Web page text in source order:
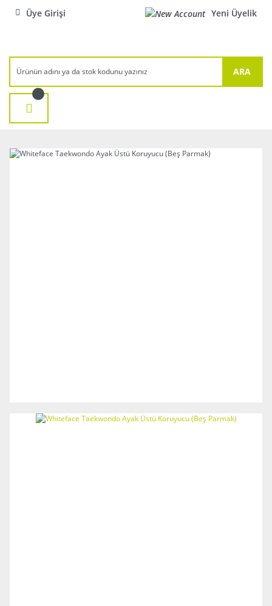
Üye Girişi Yeni Üyelik
ARA